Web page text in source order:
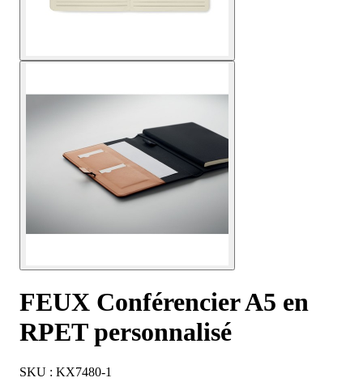
FEUX Conférencier A5 en
RPET personnalisé
SKU : KX7480-1